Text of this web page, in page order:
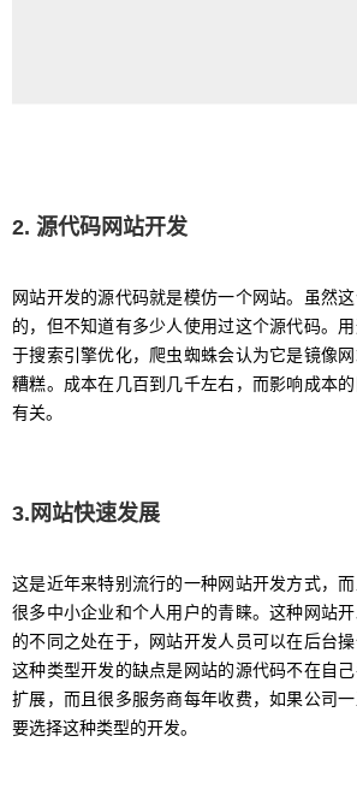
2. 源代码网站开发
网站开发的源代码就是模仿一个网站。虽然
的，但不知道有多少人使用过这个源代码。
于搜索引擎优化，爬虫蜘蛛会认为它是镜像
糟糕。成本在几百到几千左右，而影响成本
有关。
3.网站快速发展
这是近年来特别流行的一种网站开发方式，
很多中小企业和个人用户的青睐。这种网站
的不同之处在于，网站开发人员可以在后台操
这种类型开发的缺点是网站的源代码不在自
扩展，而且很多服务商每年收费，如果公司
要选择这种类型的开发。